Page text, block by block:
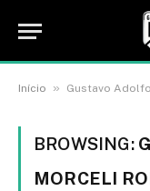
Início » Gustavo
BROWSING:
MORCELI